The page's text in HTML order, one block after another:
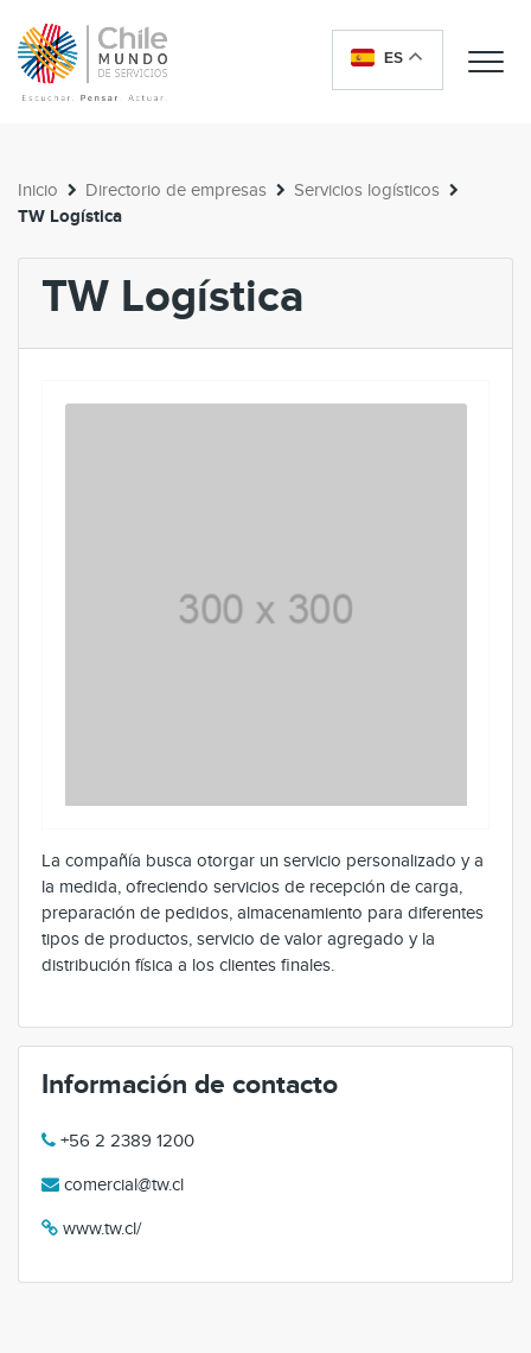
ES
Inicio Directorio de empresas Servicios logísticos
TW Logística
TW Logística
La compañía busca otorgar un servicio personalizado y a
la medida, ofreciendo servicios de recepción de carga,
preparación de pedidos, almacenamiento para diferentes
tipos de productos, servicio de valor agregado y la
distribución física a los clientes finales.
Información de contacto
+56 2 2389 1200
comercial@tw.cl
www.tw.cl/